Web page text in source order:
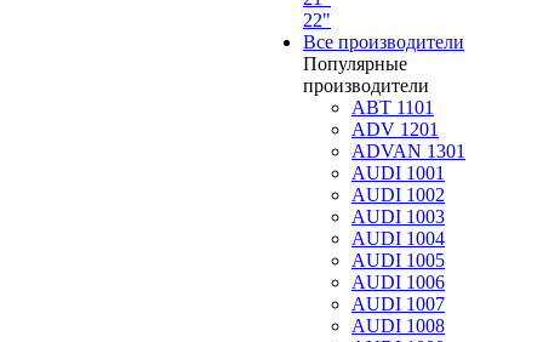
22"
Все производители
Популярные
производители
ABT 1101
ADV 1201
ADVAN 1301
AUDI 1001
AUDI 1002
AUDI 1003
AUDI 1004
AUDI 1005
AUDI 1006
AUDI 1007
AUDI 1008